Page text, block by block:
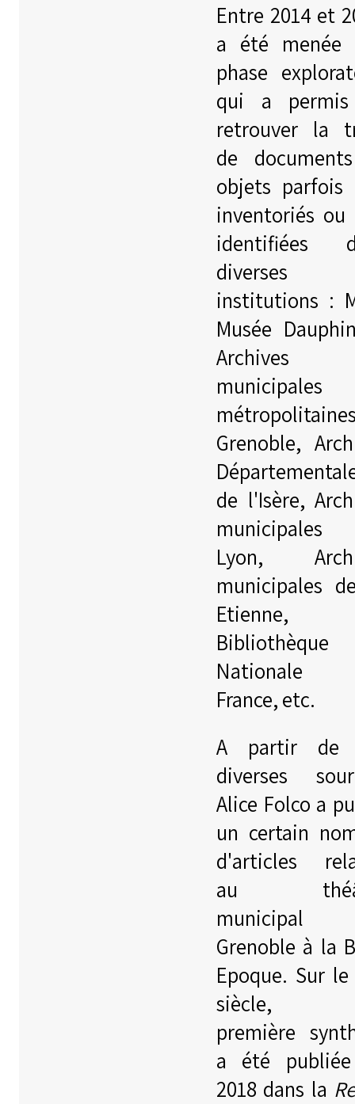
Entre 2014 et
a été menée
phase
qui a
retrouver la
de
objets parfois
inventoriés ou
identifiées
diverses
institutions :
Musée
Archives
Grenoble,
de l'Isère,
Lyon,
municipales
Etienne,
Bibliothèque
Nationale
France, etc.
A partir de
diverses
Alice Folco a
un certain
d'articles
au
municipal
Grenoble à la
Epoque. Sur le
siècle,
première
a été
2018 dans la